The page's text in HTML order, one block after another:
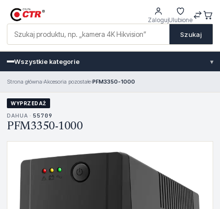
Szukaj
ZalogujUlubione
Wszystkie kategorie ▾
Strona główna›Akcesoria pozostałe›PFM3350-1000
WYPRZEDAŻ
DAHUA · 55709
PFM3350-1000